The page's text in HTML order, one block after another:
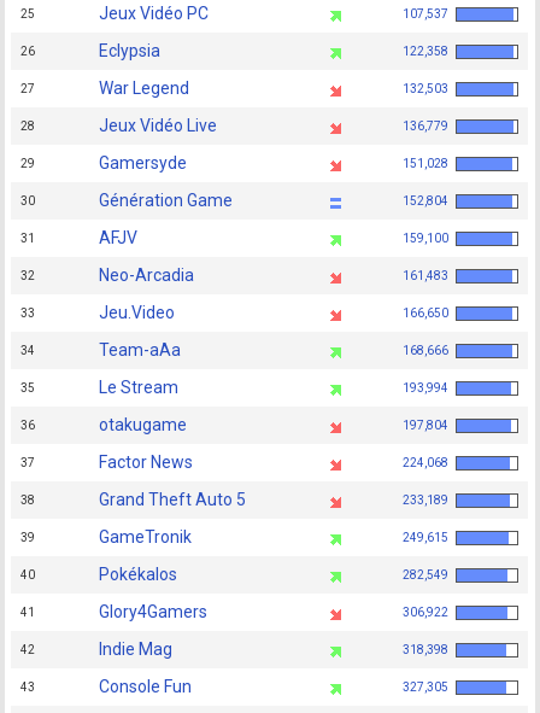
25 Jeux Vidéo PC 107,537
26 Eclypsia 122,358
27 War Legend 132,503
28 Jeux Vidéo Live 136,779
29 Gamersyde 151,028
30 Génération Game 152,804
31 AFJV 159,100
32 Neo-Arcadia 161,483
33 Jeu.Video 166,650
34 Team-aAa 168,666
35 Le Stream 193,994
36 otakugame 197,804
37 Factor News 224,068
38 Grand Theft Auto 5 233,189
39 GameTronik 249,615
40 Pokékalos 282,549
41 Glory4Gamers 306,922
42 Indie Mag 318,398
43 Console Fun 327,305